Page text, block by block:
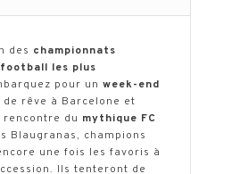
des championnats
les plus
pour un week-end
de rêve à Barcelone et
rencontre du mythique FC
Blaugranas, champions
une fois les favoris à
Ils tenteront de